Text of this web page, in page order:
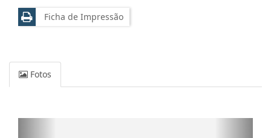
Ficha de Impressão
Fotos